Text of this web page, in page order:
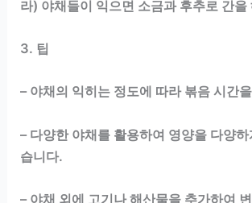
라) 야채들이 익으면 소금과 후추로 간을
3. 팁
– 야채의 익히는 정도에 따라 볶음 시간
– 다양한 야채를 활용하여 영양을 다양
습니다.
– 야채 외에 고기나 해산물을 추가하여